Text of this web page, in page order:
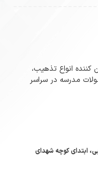
کننده انواع تذهیب،
مدرسه در سراسر
ابتدای کوچه شهدای